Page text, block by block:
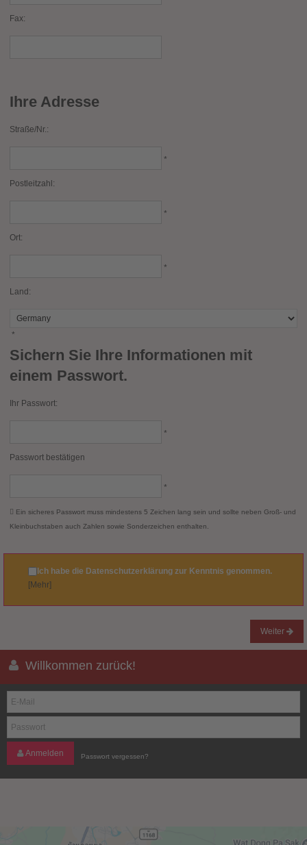
Fax:
Ihre Adresse
Straße/Nr.:
*
Postleitzahl:
*
Ort:
*
Land:
*
Sichern Sie Ihre Informationen mit
einem Passwort.
Ihr Passwort:
*
Passwort bestätigen
*
Ein sicheres Passwort muss mindestens 5 Zeichen lang sein und sollte neben Groß- und
Kleinbuchstaben auch Zahlen sowie Sonderzeichen enthalten.
Ich habe die Datenschutzerklärung zur Kenntnis genommen.
[Mehr]
Weiter
Willkommen zurück!
Anmelden Passwort vergessen?